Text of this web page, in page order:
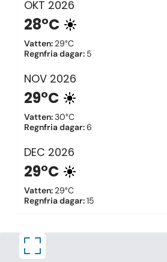
OKT 2026
28°C
Vatten: 29°C
Regnfria dagar: 5
NOV 2026
29°C
Vatten:30°C
Regnfria dagar:6
DEC 2026
29°C
Vatten: 29°C
Regnfria dagar:15